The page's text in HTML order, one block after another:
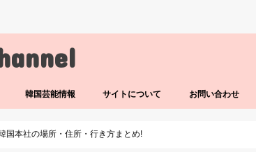
韓国芸能情報 サイトについて お問い合わせ
国本社の場所・住所・行き方まとめ!